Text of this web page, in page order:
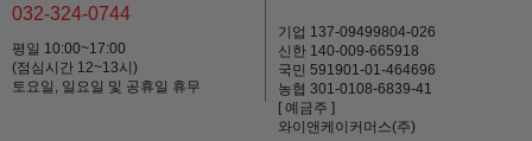
032-324-0744
평일 10:00~17:00
(점심시간 12~13시)
토요일, 일요일 및 공휴일 휴무
기업 137-09499804-026
신한 140-009-665918
국민 591901-01-464696
농협 301-0108-6839-41
[ 예금주 ]
와이앤케이커머스(주)